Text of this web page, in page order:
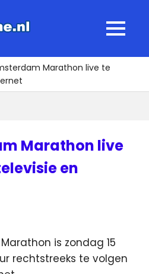
MENU
Marathon live te
Marathon live
en
is zondag 15
rechtstreeks te volgen